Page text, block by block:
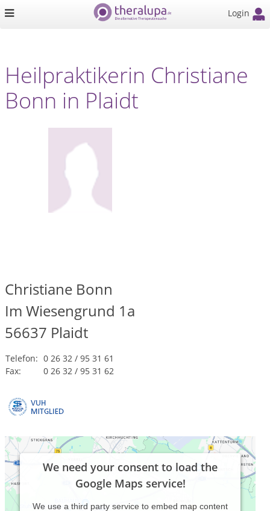
Login
Heilpraktikerin Christiane
Bonn in Plaidt
Christiane Bonn
Im Wiesengrund 1a
56637 Plaidt
Telefon: 0 26 32 / 95 31 61
Fax:
0 26 32 / 95 31 62
We need your consent to load the
Google Maps service!
We use a third party service to embed map content